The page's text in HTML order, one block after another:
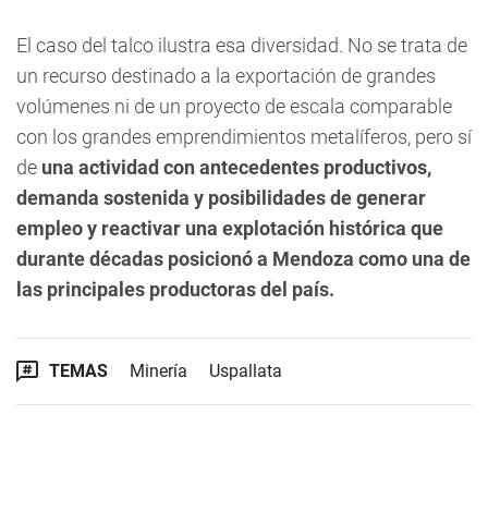
El caso del talco ilustra esa diversidad. No se trata de
un recurso destinado a la exportación de grandes
volúmenes ni de un proyecto de escala comparable
con los grandes emprendimientos metalíferos, pero sí
de una actividad con antecedentes productivos,
demanda sostenida y posibilidades de generar
empleo y reactivar una explotación histórica que
durante décadas posicionó a Mendoza como una de
las principales productoras del país.
TEMAS Minería Uspallata